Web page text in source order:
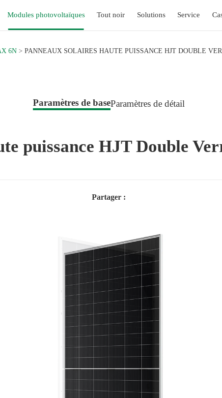
Modules photovoltaïques Tout noir Solutions Service
6N PANNEAUX SOLAIRES HAUTE PUISSANCE HJT DOUBLE
Paramètres de baseParamètres de détail
puissance HJT Double
Partager :